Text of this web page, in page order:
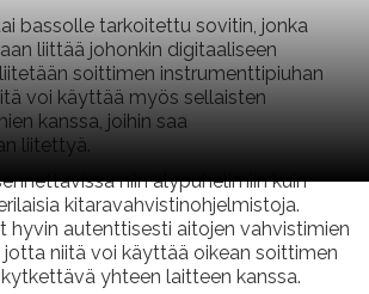
bassolle tarkoitettu sovitin, jonka
liittää johonkin digitaaliseen
liitetään soittimen instrumenttipiuhan
voi käyttää myös sellaisten
kanssa, joihin saa
liitettyä.
niin älypuhelimiin kuin
kitaravahvistinohjelmistoja.
hyvin autenttisesti aitojen vahvistimien
jotta niitä voi käyttää oikean soittimen
yhteen laitteen kanssa.